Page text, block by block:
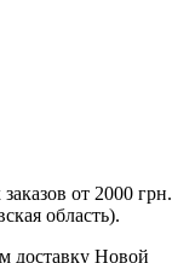
от 2000 грн.
область).
доставку Новой